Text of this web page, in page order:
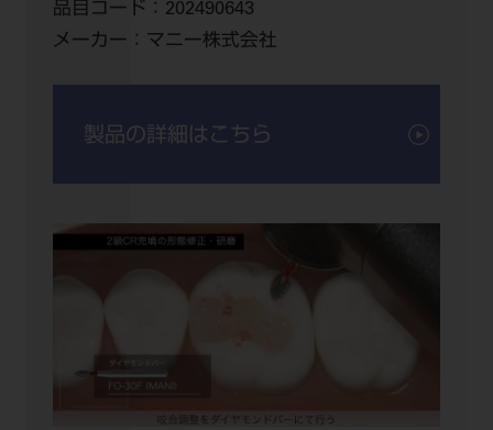
品目コード： 202490643
メーカー：
マニー株式会社
製品の詳細はこちら